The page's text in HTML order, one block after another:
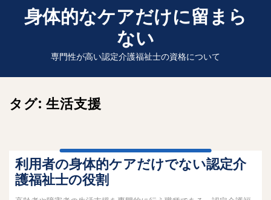
身体的なケアだけに留まら
ない
専門性が高い認定介護福祉士の資格について
タグ: 生活支援
利用者の身体的ケアだけでない認定介
護福祉士の役割